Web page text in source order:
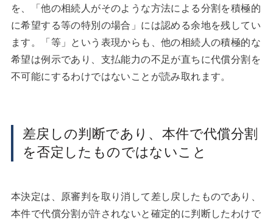
を、「他の相続人がそのような方法による分割を積極的
に希望する等の特別の場合」には認める余地を残してい
ます。「等」という表現からも、他の相続人の積極的な
希望は例示であり、支払能力の不足が直ちに代償分割を
不可能にするわけではないことが読み取れます。
差戻しの判断であり、本件で代償分割
を否定したものではないこと
本決定は、原審判を取り消して差し戻したものであり、
本件で代償分割が許されないと確定的に判断したわけで